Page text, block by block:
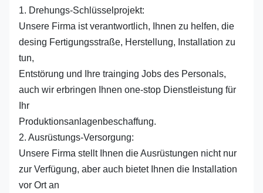
1. Drehungs-Schlüsselprojekt:
Unsere Firma ist verantwortlich, Ihnen zu helfen, die
desing Fertigungsstraße, Herstellung, Installation zu
tun,
Entstörung und Ihre trainging Jobs des Personals,
auch wir erbringen Ihnen one-stop Dienstleistung für
Ihr
Produktionsanlagenbeschaffung.
2. Ausrüstungs-Versorgung:
Unsere Firma stellt Ihnen die Ausrüstungen nicht nur
zur Verfügung, aber auch bietet Ihnen die Installation
vor Ort an